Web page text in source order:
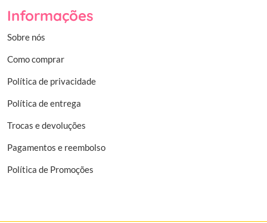
Informações
Sobre nós
Como comprar
Política de privacidade
Política de entrega
Trocas e devoluções
Pagamentos e reembolso
Política de Promoções